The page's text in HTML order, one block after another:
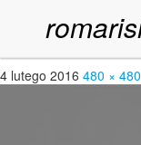
4 lutego 2016 480 × 480